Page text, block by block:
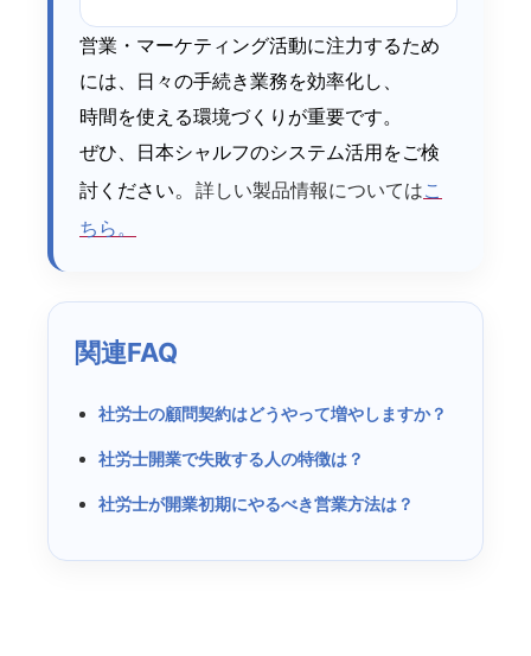
営業・マーケティング活動に注力するため
には、日々の手続き業務を効率化し、
時間を使える環境づくりが重要です。
ぜひ、日本シャルフのシステム活用をご検
討ください。 詳しい製品情報についてはこ
ちら。
関連FAQ
社労士の顧問契約はどうやって増やしますか？
社労士開業で失敗する人の特徴は？
社労士が開業初期にやるべき営業方法は？